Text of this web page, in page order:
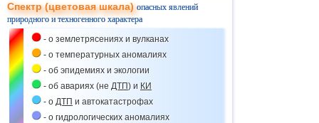
Спектр (цветовая шкала)опасных явлений
природного и техногенного характера
- о землетрясениях и вулканах
- о температурных аномалиях
- об эпидемиях и экологии
- об авариях (не ДТП) и КИ
- о ДТП и автокатастрофах
- о гидрологических аномалиях